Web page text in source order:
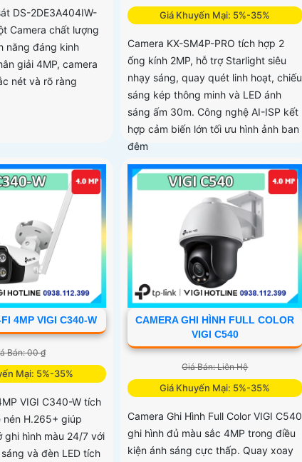
DS-2DE3A404IW-
Camera chất lượng
năng đáng kinh
giải 4MP, camera
nét và rõ ràng
Giá Khuyến Mại: 5%-35%
Camera KX-SM4P-PRO tích hợp 2
ống kính 2MP, hỗ trợ Starlight siêu
nhạy sáng, quay quét linh hoạt, chiếu
sáng kép thông minh và LED ánh
sáng ấm 30m. Công nghệ AI-ISP kết
hợp cảm biến lớn tối ưu hình ảnh ban
đêm
4MP VIGI C340-W
Bán: 00 ₫
Mại: 5%-35%
VIGI C340-W tích
nén H.265+ giúp
ghi hình màu 24/7 với
và đèn LED tích
CAMERA GHI HÌNH FULL COLOR
VIGI C540
Giá Bán: Liên Hệ
Giá Khuyến Mại: 5%-35%
Camera Ghi Hình Full Color VIGI C540
ghi hình đủ màu sắc 4MP trong điều
kiện ánh sáng cực thấp. Quay xoay